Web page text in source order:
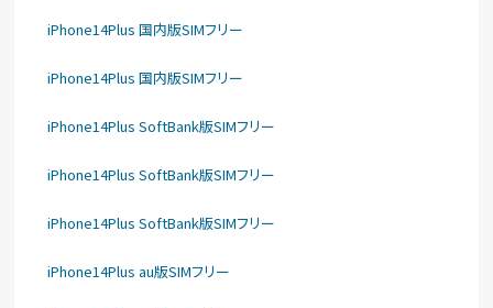
iPhone14Plus 国内版SIMフリー
iPhone14Plus 国内版SIMフリー
iPhone14Plus SoftBank版SIMフリー
iPhone14Plus SoftBank版SIMフリー
iPhone14Plus SoftBank版SIMフリー
iPhone14Plus au版SIMフリー